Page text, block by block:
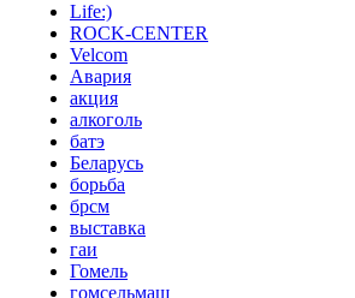
Life:)
ROCK-CENTER
Velcom
Авария
акция
алкоголь
батэ
Беларусь
борьба
брсм
выставка
гаи
Гомель
гомсельмаш